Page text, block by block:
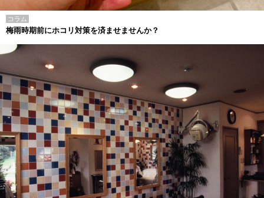
コラム
梅雨時期前にホコリ対策を済ませませんか？